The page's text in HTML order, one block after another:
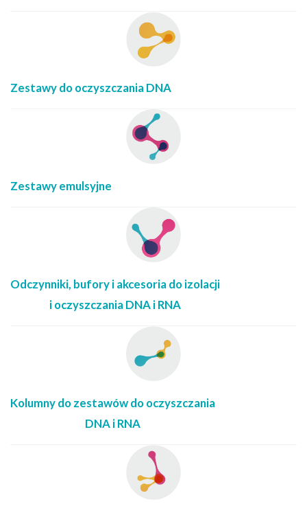
Zestawy do oczyszczania DNA
Zestawy emulsyjne
Odczynniki, bufory i akcesoria do izolacji
i oczyszczania DNA i RNA
Kolumny do zestawów do oczyszczania
DNA i RNA